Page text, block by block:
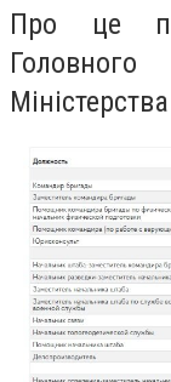
Про це